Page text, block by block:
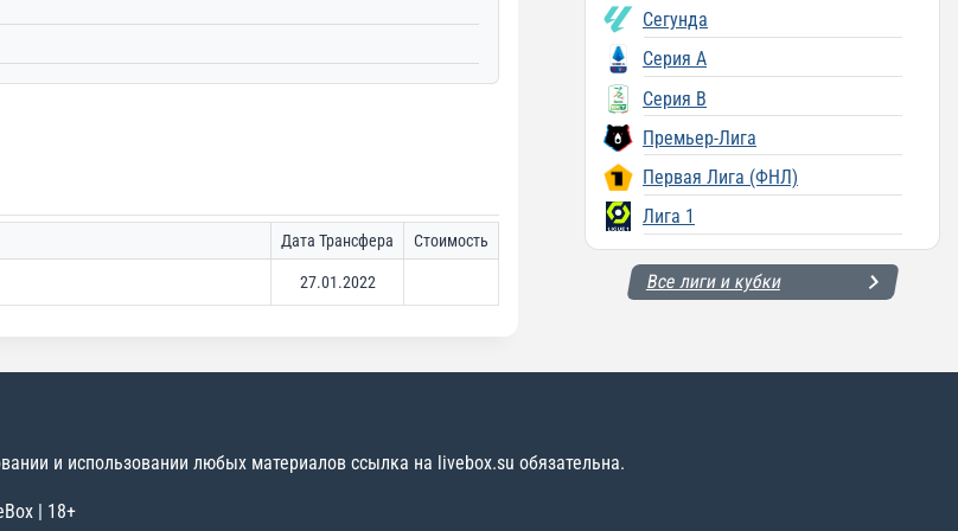
Дата Трансфера Стоимость
27.01.2022
Сегунда
Серия A
Серия B
Премьер-Лига
Первая Лига (ФНЛ)
Лига 1
Все лиги и кубки
и использовании любых материалов ссылка на livebox.su обязательна.
| 18+